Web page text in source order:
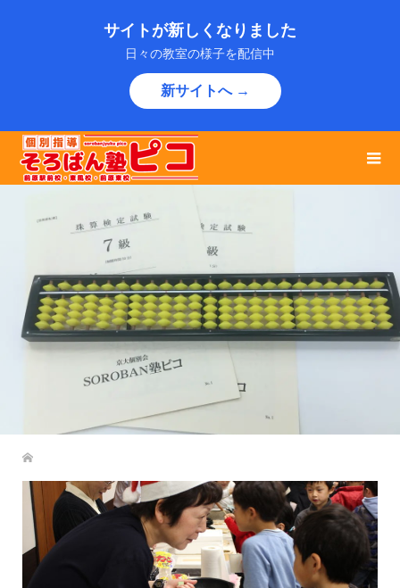
サイトが新しくなりました
日々の教室の様子を配信中
新サイトへ →